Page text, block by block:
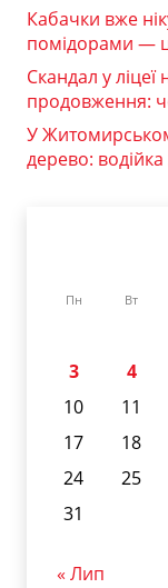
Кабачки вже
помідорами —
Скандал у
продовження:
У
дерево:
Пн Вт
3
4
10
11
17
18
24
25
31
« Лип